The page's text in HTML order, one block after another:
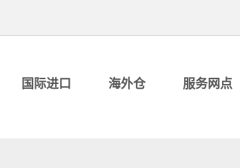
国际进口 海外仓 服务网点